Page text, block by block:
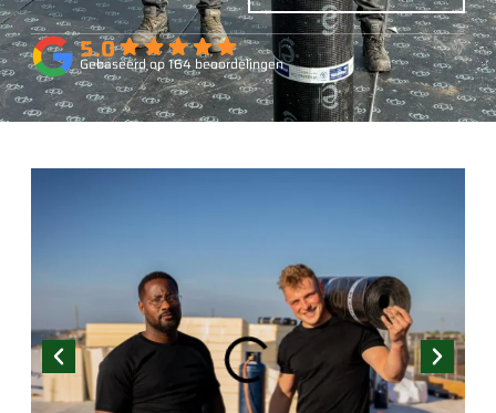
5.0
Gebaseerd op 164 beoordelingen